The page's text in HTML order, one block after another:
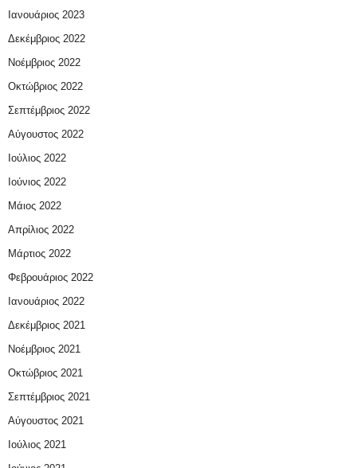
Ιανουάριος 2023
Δεκέμβριος 2022
Νοέμβριος 2022
Οκτώβριος 2022
Σεπτέμβριος 2022
Αύγουστος 2022
Ιούλιος 2022
Ιούνιος 2022
Μάιος 2022
Απρίλιος 2022
Μάρτιος 2022
Φεβρουάριος 2022
Ιανουάριος 2022
Δεκέμβριος 2021
Νοέμβριος 2021
Οκτώβριος 2021
Σεπτέμβριος 2021
Αύγουστος 2021
Ιούλιος 2021